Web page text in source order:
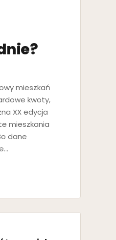
mieszkań
kwoty,
XX edycja
mieszkania
dane